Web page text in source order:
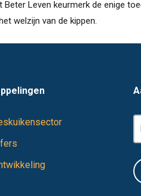
Leven keurmerk de enige
welzijn van de kippen.